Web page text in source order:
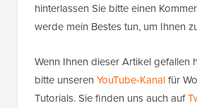
hinterlassen Sie bitte einen
werde mein Bestes tun, um Ihnen
Wenn Ihnen dieser Artikel gefallen
bitte unseren YouTube-Kanalfür
Tutorials. Sie finden uns auch auf